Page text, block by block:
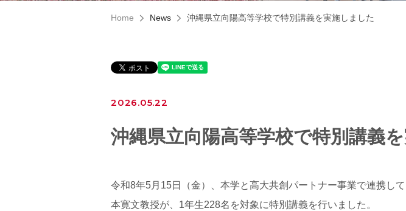
Home News 沖縄県立向陽高等学校で特別講義を実施しました
2026.05.22
沖縄県立向陽高等学校で特別講義
令和8年5月15日（金）、本学と高大共創パートナー事業で連携し
本寛文教授が、1年生228名を対象に特別講義を行いました。